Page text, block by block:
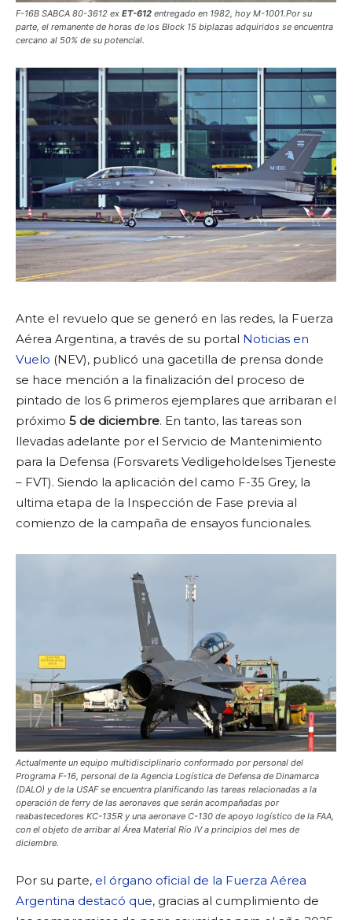
F-16B SABCA 80-3612 ex ET-612 entregado en 1982, hoy M-1001.Por su
parte, el remanente de horas de los Block 15 biplazas adquiridos se encuentra
cercano al 50% de su potencial.
Ante el revuelo que se generó en las redes, la Fuerza
Aérea Argentina, a través de su portal Noticias en
Vuelo (NEV), publicó una gacetilla de prensa donde
se hace mención a la finalización del proceso de
pintado de los 6 primeros ejemplares que arribaran el
próximo 5 de diciembre. En tanto, las tareas son
llevadas adelante por el Servicio de Mantenimiento
para la Defensa (Forsvarets Vedligeholdelses Tjeneste
– FVT). Siendo la aplicación del camo F-35 Grey, la
ultima etapa de la Inspección de Fase previa al
comienzo de la campaña de ensayos funcionales.
Actualmente un equipo multidisciplinario conformado por personal del
Programa F-16, personal de la Agencia Logística de Defensa de Dinamarca
(DALO) y de la USAF se encuentra planificando las tareas relacionadas a la
operación de ferry de las aeronaves que serán acompañadas por
reabastecedores KC-135R y una aeronave C-130 de apoyo logístico de la FAA,
con el objeto de arribar al Área Material Río IV a principios del mes de
diciembre.
Por su parte, el órgano oficial de la Fuerza Aérea
Argentina destacó que, gracias al cumplimiento de